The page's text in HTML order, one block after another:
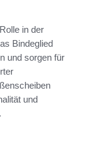
in der
Bindeglied
und sorgen für
und